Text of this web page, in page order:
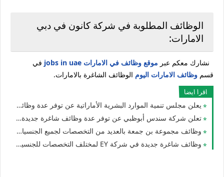
الوظائف المطلوبة في شركة كانون في دبي
الامارات:
نشارك معكم عبر موقع وظائف في الامارات jobs in uae
في
قسم وظائف الامارات اليوم الوظائف الشاغرة بالامارات.
اقرا ايضا
يعلن مجلس تنمية الموارد البشرية الأماراتية عن توفر عدة وظائف شاغرة جديدة في العديد من التخصصات برواتب تبدا 3000 درهم شهريا بدبي
تعلن شركة سندس أبوظبي عن توفر عدة وظائف شاغرة جديدة لمختلف التخصصات للرجال والنساء في الامارات
وظائف مجموعة بن جمعة بالعديد من التخصصات لجميع الجنسيات للوافدين والمقيمين في الامارات
وظائف شاغرة جديدة في شركة EY لمختلف التخصصات للجنسيين في الامارات